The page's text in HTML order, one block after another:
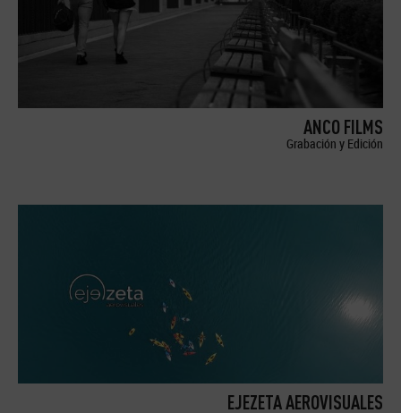
ANCO FILMS
Grabación y Edición
EJEZETA AEROVISUALES